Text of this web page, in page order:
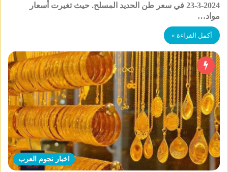
2024-3-23 في سعر طن الحديد المسلح. حيث تغيرت أسعار
مواد…
أكمل القراءة »
اخبار نجوم العرب